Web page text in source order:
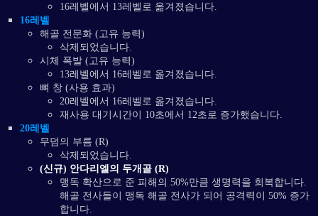
16레벨에서 13레벨로 옮겨졌습니다.
16레벨
해골 전문화 (고유 능력)
삭제되었습니다.
시체 폭발 (고유 능력)
13레벨에서 16레벨로 옮겨졌습니다.
뼈 창 (사용 효과)
20레벨에서 16레벨로 옮겨졌습니다.
재사용 대기시간이 10초에서 12초로 증가했습니다.
20레벨
무덤의 부름 (R)
삭제되었습니다.
(신규) 안다리엘의 두개골 (R)
맹독 확산으로 준 피해의 50%만큼 생명력을 회복합니다.
해골 전사들이 맹독 해골 전사가 되어 공격력이 50% 증가
합니다.